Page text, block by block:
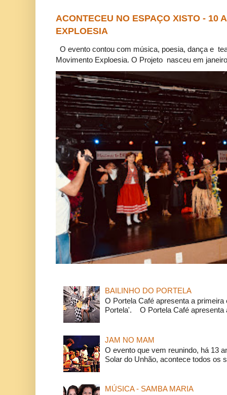
ACONTECEU NO ESPAÇO XISTO - 10
EXPLOESIA
O evento contou com música, poesia, dança e
Movimento Exploesia. O Projeto nasceu em
BAILINHO DO PORTELA
O Portela Café apresenta a
Portela'. O Portela Café apresenta
JAM NO MAM
O evento que vem reunindo, há 13
Solar do Unhão, acontece todos os
MÚSICA - SAMBA MARIA